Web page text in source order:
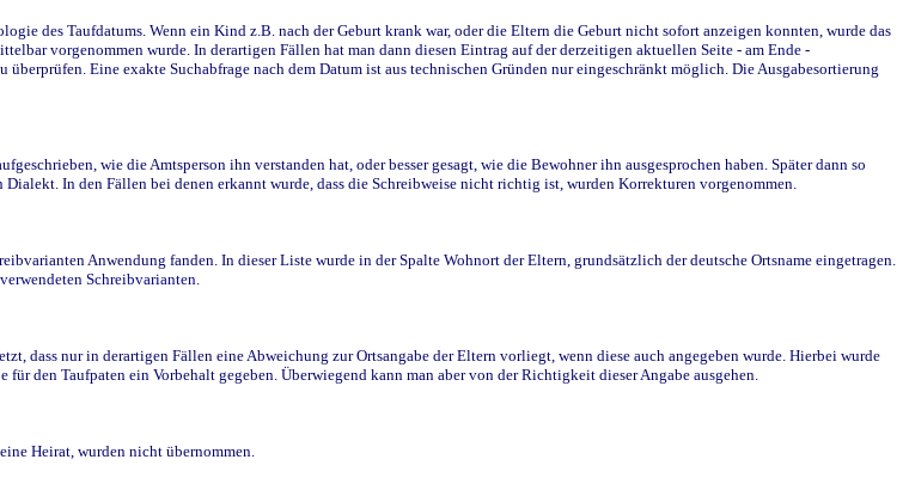
des Taufdatums. Wenn ein Kind z.B. nach der Geburt krank war, oder die Eltern die Geburt nicht sofort anzeigen konnten, wurde das
vorgenommen wurde. In derartigen Fällen hat man dann diesen Eintrag auf der derzeitigen aktuellen Seite - am Ende -
Eine exakte Suchabfrage nach dem Datum ist aus technischen Gründen nur eingeschränkt möglich. Die Ausgabesortierung
wie die Amtsperson ihn verstanden hat, oder besser gesagt, wie die Bewohner ihn ausgesprochen haben. Später dann so
In den Fällen bei denen erkannt wurde, dass die Schreibweise nicht richtig ist, wurden Korrekturen vorgenommen.
Anwendung fanden. In dieser Liste wurde in der Spalte Wohnort der Eltern, grundsätzlich der deutsche Ortsname eingetragen.
Schreibvarianten.
dass nur in derartigen Fällen eine Abweichung zur Ortsangabe der Eltern vorliegt, wenn diese auch angegeben wurde. Hierbei wurde
den Taufpaten ein Vorbehalt gegeben. Überwiegend kann man aber von der Richtigkeit dieser Angabe ausgehen.
Heirat, wurden nicht übernommen.